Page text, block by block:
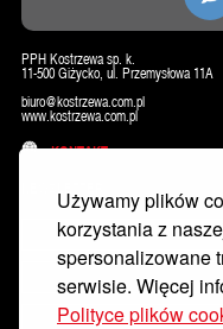
Używamy plików
korzystania z
spersonalizowane
serwisie. Więcej
Polityce plików
PPH Kostrzewa sp. k.
11-500 Giżycko, ul. Przemysłowa 11A
biuro@kostrzewa.com.pl
www.kostrzewa.com.pl
KONTAKT